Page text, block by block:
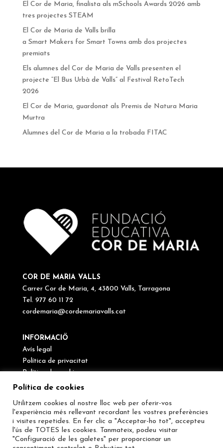
El Cor de Maria, finalista als mSchools Awards 2026 amb
tres projectes STEAM
El Cor de Maria de Valls brilla
a Smart Makers for Smart Towns amb dos projectes
premiats
Els alumnes del Cor de Maria de Valls presenten el
projecte “El Bus Urbà de Valls” al Festival RetoTech
2026
El Cor de Maria, guardonat als Premis de Natura Maria
Murtra
Alumnes del Cor de Maria a la trobada FITAC
COR DE MARIA VALLS
Carrer Cor de Maria, 4, 43800 Valls, Tarragona
Tel. 977 60 11 72
cordemaria@cordemariavalls.cat
INFORMACIÖ
Avís legal
Política de privacitat
Política de cookies
Canal de denúncies
SEGUEIX-NOS
Política de cookies
Utilitzem cookies al nostre lloc web per oferir-vos
l'experiència més rellevant recordant les vostres preferències
i visites repetides. En fer clic a "Acceptar-ho tot", accepteu
l'ús de TOTES les cookies. Tanmateix, podeu visitar
"Configuració de les galetes" per proporcionar un